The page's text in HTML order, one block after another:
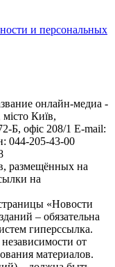
и персональных
онлайн-медиа -
Київ,
офіс 208/1 E-mail:
044-205-43-00
размещённых на
на
«Новости
– обязательна
гиперссылка.
от
материалов.